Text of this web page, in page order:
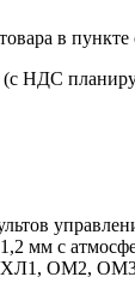
в пункте
НДС
мм с
ОМ2,